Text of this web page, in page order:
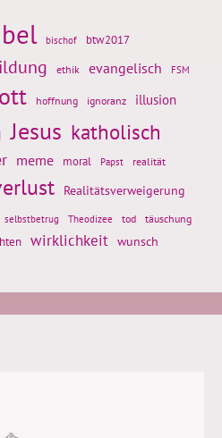
bischof btw2017
ethik evangelisch FSM
hoffnung ignoranz illusion
Jesus katholisch
meme moral Papst realität
Realitätsverweigerung
selbstbetrug Theodizee tod täuschung
wirklichkeit wunsch